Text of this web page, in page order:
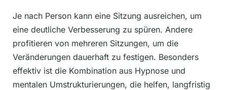
Je nach Person kann eine Sitzung ausreichen, um
eine deutliche Verbesserung zu spüren. Andere
profitieren von mehreren Sitzungen, um die
Veränderungen dauerhaft zu festigen. Besonders
effektiv ist die Kombination aus Hypnose und
mentalen Umstrukturierungen, die helfen, langfristig